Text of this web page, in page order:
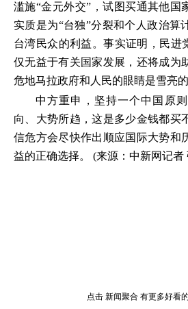
滥施“金元外交”，试图买通其他国
实质是为“台独”分裂和个人政治算
台湾民众的利益。事实证明，民进
仅无益于有关国家发展，还将成为
危地马拉政府和人民的眼睛是雪亮的
中方重申，坚持一个中国原
向、大势所趋，这是多少金钱都买
信危方会尽快作出顺应国际大势和
益的正确选择。 (来源：中新网记者
点击 新闻聚合有更多好看